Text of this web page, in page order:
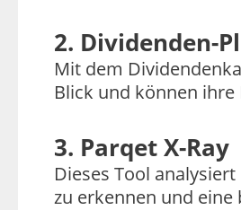
2. Dividenden-
Mit dem
Blick und können
3. Parqet X-Ray
Dieses Tool
zu erkennen und